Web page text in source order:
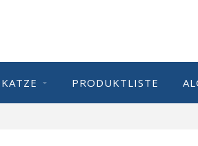
KATZE PRODUKTLISTE